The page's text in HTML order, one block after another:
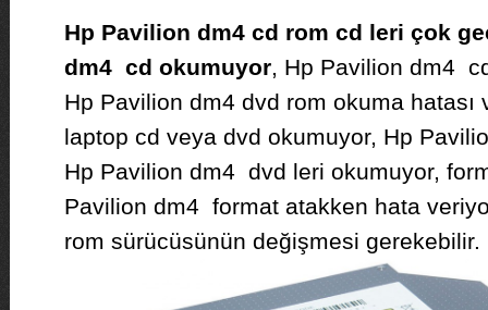
Hp Pavilion dm4 cd rom cd leri çok
dm4 cd okumuyor, Hp Pavilion dm4
Hp Pavilion dm4 dvd rom okuma hatası
laptop cd veya dvd okumuyor, Hp
Hp Pavilion dm4 dvd leri okumuyor,
Pavilion dm4 format atakken hata
rom sürücüsünün değişmesi gerekebilir.